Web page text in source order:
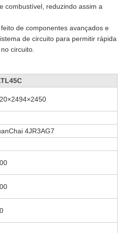
combustível, reduzindo assim a
de componentes avançados e
de circuito para permitir rápida
circuito.
4JR3AG7